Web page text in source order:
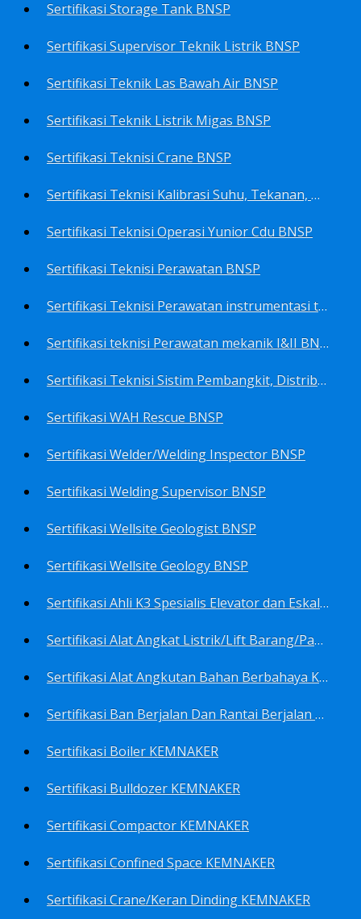
Sertifikasi Storage Tank BNSP
Sertifikasi Supervisor Teknik Listrik BNSP
Sertifikasi Teknik Las Bawah Air BNSP
Sertifikasi Teknik Listrik Migas BNSP
Sertifikasi Teknisi Crane BNSP
Sertifikasi Teknisi Kalibrasi Suhu, Tekanan, Densitas, Volume BNSP
Sertifikasi Teknisi Operasi Yunior Cdu BNSP
Sertifikasi Teknisi Perawatan BNSP
Sertifikasi Teknisi Perawatan instrumentasi tingkat I BNSP
Sertifikasi teknisi Perawatan mekanik I&II BNSP
Sertifikasi Teknisi Sistim Pembangkit, Distribusi, Utilitas BNSP
Sertifikasi WAH Rescue BNSP
Sertifikasi Welder/Welding Inspector BNSP
Sertifikasi Welding Supervisor BNSP
Sertifikasi Wellsite Geologist BNSP
Sertifikasi Wellsite Geology BNSP
Sertifikasi Ahli K3 Spesialis Elevator dan Eskalator KEMNAKER
Sertifikasi Alat Angkat Listrik/Lift Barang/Passenger Hoist KEMNAKER
Sertifikasi Alat Angkutan Bahan Berbahaya KEMNAKER
Sertifikasi Ban Berjalan Dan Rantai Berjalan KEMNAKER
Sertifikasi Boiler KEMNAKER
Sertifikasi Bulldozer KEMNAKER
Sertifikasi Compactor KEMNAKER
Sertifikasi Confined Space KEMNAKER
Sertifikasi Crane/Keran Dinding KEMNAKER